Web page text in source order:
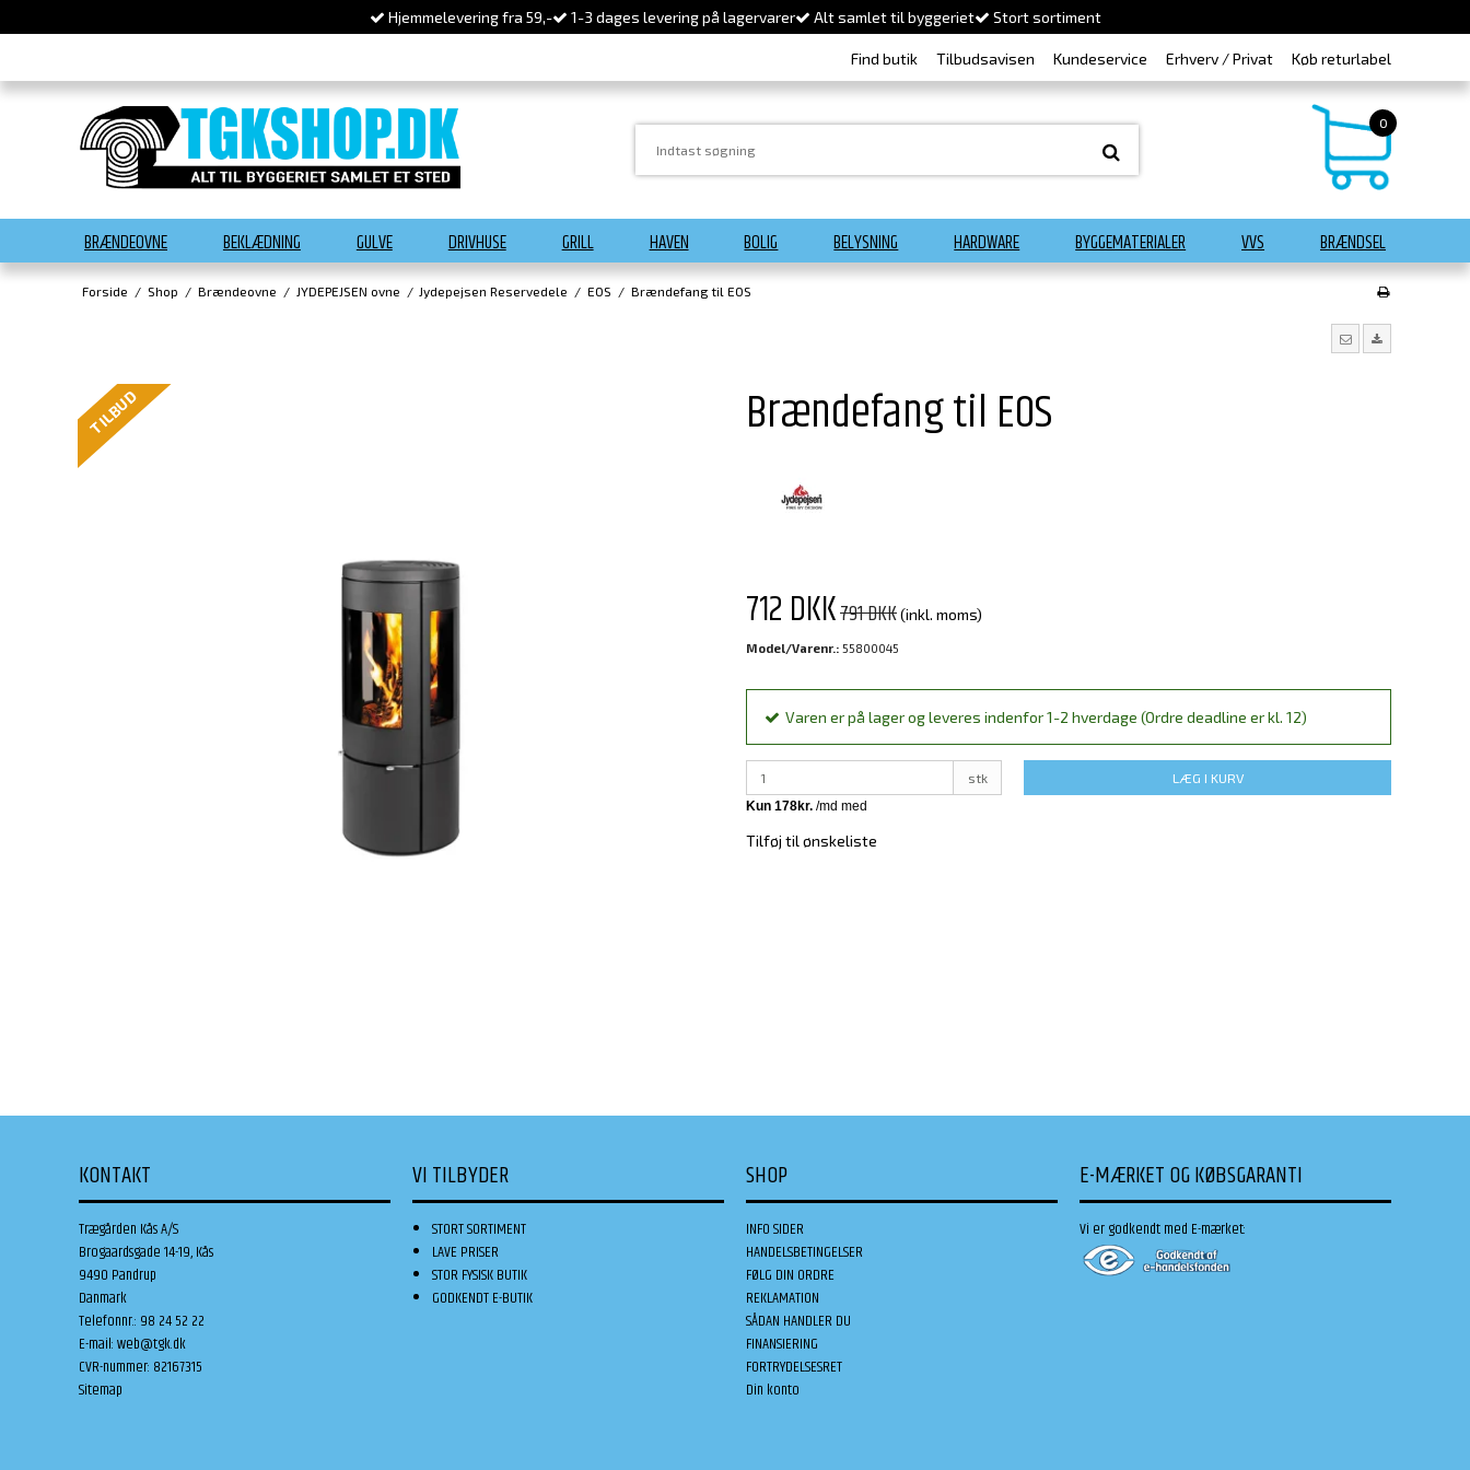
Hjemmelevering fra 59,- 1-3 dages levering på lagervarer Alt samlet til byggeriet Stort sortiment
Find butik Tilbudsavisen Kundeservice Erhverv / Privat Køb returlabel
0
BRÆNDEOVNE BEKLÆDNING GULVE DRIVHUSE GRILL HAVEN BOLIG BELYSNING HARDWARE BYGGEMATERIALER VVS BRÆNDSEL
Forside / Shop / Brændeovne / JYDEPEJSEN ovne / Jydepejsen Reservedele / EOS / Brændefang til EOS
TILBUD Brændefang til EOS
712 DKK791 DKK(inkl. moms)
Model/Varenr.: 55800045
Varen er på lager og leveres indenfor 1-2 hverdage (Ordre deadline er kl. 12)
stk LÆG I KURV
Tilføj til ønskeliste
KONTAKT
Trægården Kås A/S
Brogaardsgade 14-19, Kås
9490 Pandrup
Danmark
Telefonnr.: 98 24 52 22
E-mail:web@tgk.dk
CVR-nummer: 82167315
Sitemap
VI TILBYDER
STORT SORTIMENT
LAVE PRISER
STOR FYSISK BUTIK
GODKENDT E-BUTIK
SHOP
INFO SIDER
HANDELSBETINGELSER
FØLG DIN ORDRE
REKLAMATION
SÅDAN HANDLER DU
FINANSIERING
FORTRYDELSESRET
Din konto
E-MÆRKET OG KØBSGARANTI
Vi er godkendt med E-mærket: